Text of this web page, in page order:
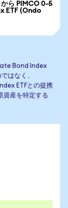
ら PIMCO 0-5
ETF (Ondo
Bond Index
はなく、
ETFとの提携
資産を特定する